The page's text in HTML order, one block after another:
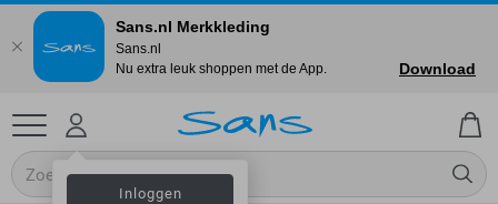
Inloggen
Sans.nl Merkkleding
Sans.nl
Nu extra leuk shoppen met de App.
Download